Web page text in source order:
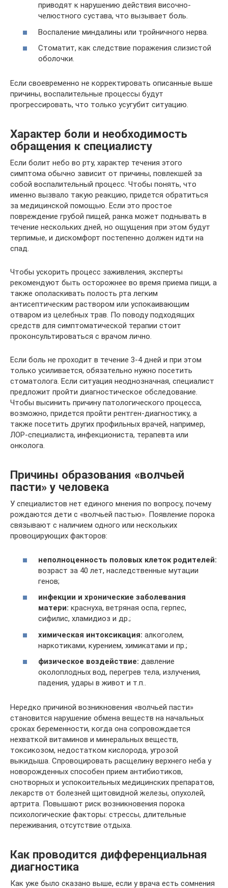
приводят к нарушению действия височно-
челюстного сустава, что вызывает боль.
Воспаление миндалины или тройничного нерва.
Стоматит, как следствие поражения слизистой
оболочки.
Если своевременно не корректировать описанные выше
причины, воспалительные процессы будут
прогрессировать, что только усугубит ситуацию.
Характер боли и необходимость
обращения к специалисту
Если болит небо во рту, характер течения этого
симптома обычно зависит от причины, повлекшей за
собой воспалительный процесс. Чтобы понять, что
именно вызвало такую реакцию, придется обратиться
за медицинской помощью. Если это простое
повреждение грубой пищей, ранка может поднывать в
течение нескольких дней, но ощущения при этом будут
терпимые, и дискомфорт постепенно должен идти на
спад.
Чтобы ускорить процесс заживления, эксперты
рекомендуют быть осторожнее во время приема пищи, а
также ополаскивать полость рта легким
антисептическим раствором или успокаивающим
отваром из целебных трав. По поводу подходящих
средств для симптоматической терапии стоит
проконсультироваться с врачом лично.
Если боль не проходит в течение 3-4 дней и при этом
только усиливается, обязательно нужно посетить
стоматолога. Если ситуация неоднозначная, специалист
предложит пройти диагностическое обследование.
Чтобы высинить причину патологического процесса,
возможно, придется пройти рентген-диагностику, а
также посетить других профильных врачей, например,
ЛОР-специалиста, инфекциониста, терапевта или
онколога.
Причины образования «волчьей
пасти» у человека
У специалистов нет единого мнения по вопросу, почему
рождаются дети с «волчьей пастью». Появление порока
связывают с наличием одного или нескольких
провоцирующих факторов:
неполноценность половых клеток родителей:
возраст за 40 лет, наследственные мутации
генов;
инфекции и хронические заболевания
матери: краснуха, ветряная оспа, герпес,
сифилис, хламидиоз и др.;
химическая интоксикация: алкоголем,
наркотиками, курением, химикатами и пр.;
физическое воздействие: давление
околоплодных вод, перегрев тела, излучения,
падения, удары в живот и т.п..
Нередко причиной возникновения «волчьей пасти»
становится нарушение обмена веществ на начальных
сроках беременности, когда она сопровождается
нехваткой витаминов и минеральных веществ,
токсикозом, недостатком кислорода, угрозой
выкидыша. Спровоцировать расщелину верхнего неба у
новорожденных способен прием антибиотиков,
снотворных и успокоительных медицинских препаратов,
лекарств от болезней щитовидной железы, опухолей,
артрита. Повышают риск возникновения порока
психологические факторы: стрессы, длительные
переживания, отсутствие отдыха.
Как проводится дифференциальная
диагностика
Как уже было сказано выше, если у врача есть сомнения